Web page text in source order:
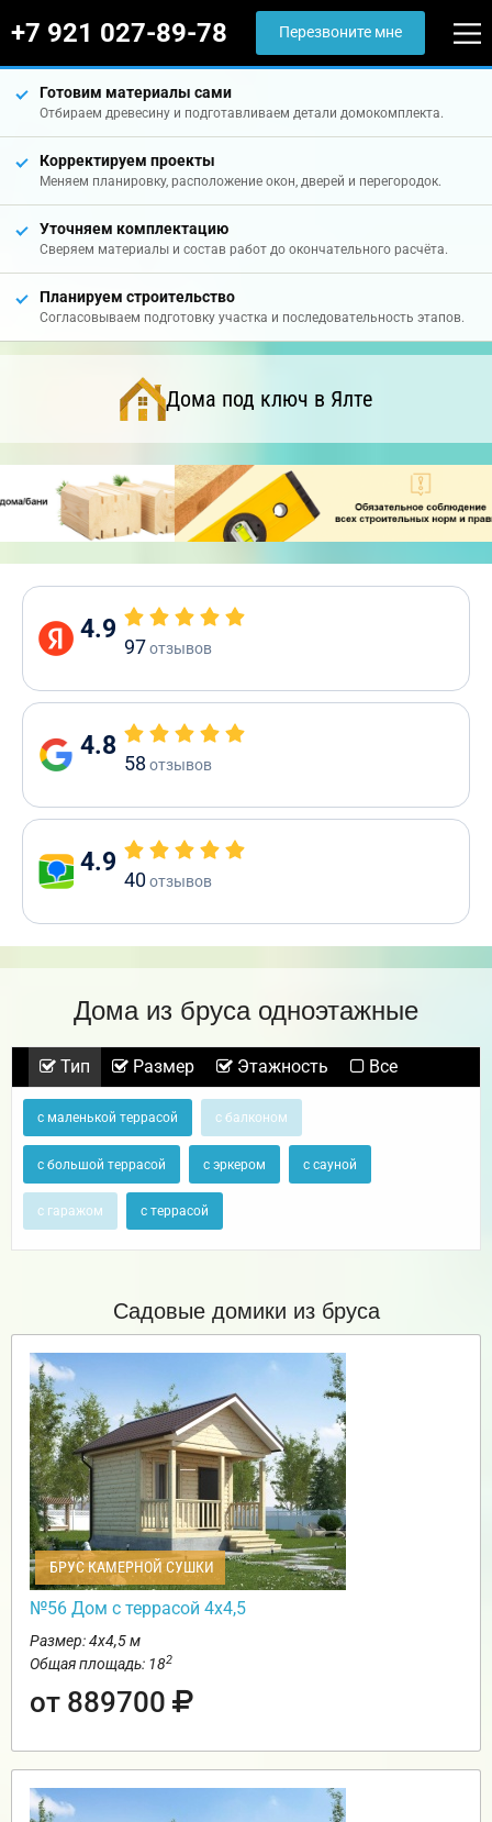
+7 921 027-89-78 Перезвоните мне
Готовим материалы сами
Отбираем древесину и подготавливаем детали домокомплекта.
Корректируем проекты
Меняем планировку, расположение окон, дверей и перегородок.
Уточняем комплектацию
Сверяем материалы и состав работ до окончательного расчёта.
Планируем строительство
Согласовываем подготовку участка и последовательность этапов.
Дома под ключ в Ялте
4.9
97отзывов
4.8
58 отзывов
4.9
40отзывов
Дома из бруса одноэтажные
Тип Размер Этажность Все
с маленькой террасой с балконом
с большой террасой с эркером с сауной
с гаражом с террасой
Садовые домики из бруса
БРУС КАМЕРНОЙ СУШКИ
№56 Дом с террасой 4х4,5
Размер: 4х4,5 м
Общая площадь: 182
от 889700